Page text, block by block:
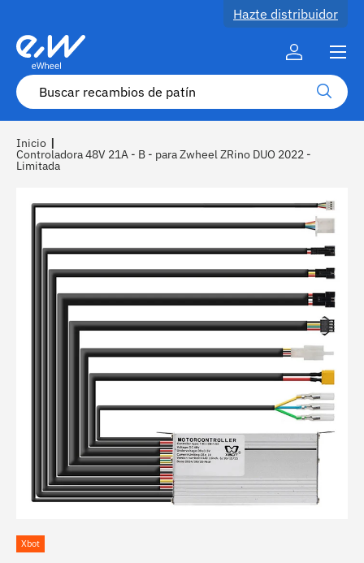
Ir al contenido
Hazte distribuidor
Buscar Buscar
Cuenta
Menú
Inicio |
Controladora 48V 21A - B - para Zwheel ZRino DUO 2022 -
Limitada
Xbot